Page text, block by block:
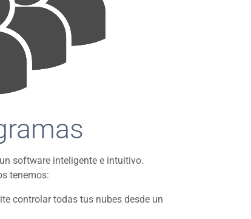
software inteligente e intuitivo.
tenemos:
controlar todas tus nubes desde un